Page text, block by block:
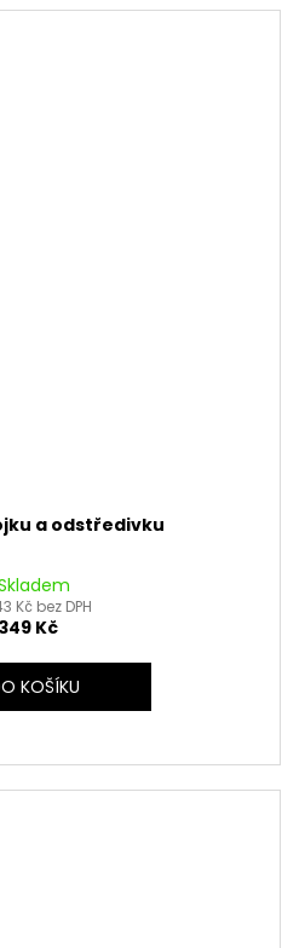
a odstředivku
Kč bez DPH
349 Kč
KOŠÍKU